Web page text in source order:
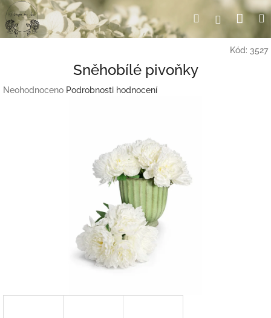
Přejít
na
obsah
HledatPřihlášení
Kód: 3527
Sněhobílé pivoňky
Průměrné
Neohodnoceno Podrobnosti hodnocení